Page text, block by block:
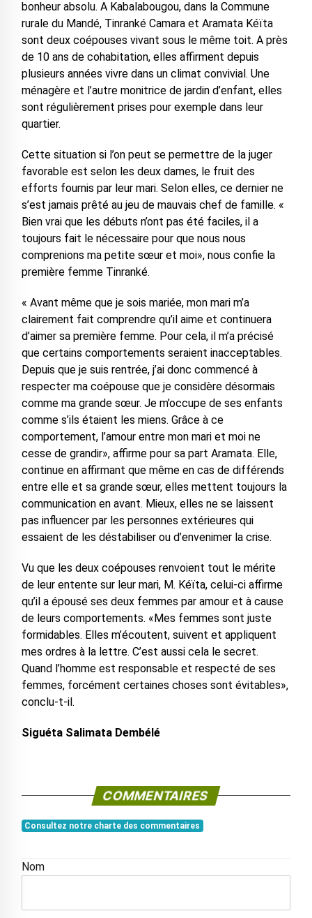
bonheur absolu. A Kabalabougou, dans la Commune
rurale du Mandé, Tinranké Camara et Aramata Kéïta
sont deux coépouses vivant sous le même toit. A près
de 10 ans de cohabitation, elles affirment depuis
plusieurs années vivre dans un climat convivial. Une
ménagère et l’autre monitrice de jardin d’enfant, elles
sont régulièrement prises pour exemple dans leur
quartier.
Cette situation si l’on peut se permettre de la juger
favorable est selon les deux dames, le fruit des
efforts fournis par leur mari. Selon elles, ce dernier ne
s’est jamais prêté au jeu de mauvais chef de famille. «
Bien vrai que les débuts n’ont pas été faciles, il a
toujours fait le nécessaire pour que nous nous
comprenions ma petite sœur et moi», nous confie la
première femme Tinranké.
« Avant même que je sois mariée, mon mari m’a
clairement fait comprendre qu’il aime et continuera
d’aimer sa première femme. Pour cela, il m’a précisé
que certains comportements seraient inacceptables.
Depuis que je suis rentrée, j’ai donc commencé à
respecter ma coépouse que je considère désormais
comme ma grande sœur. Je m’occupe de ses enfants
comme s’ils étaient les miens. Grâce à ce
comportement, l’amour entre mon mari et moi ne
cesse de grandir», affirme pour sa part Aramata. Elle,
continue en affirmant que même en cas de différends
entre elle et sa grande sœur, elles mettent toujours la
communication en avant. Mieux, elles ne se laissent
pas influencer par les personnes extérieures qui
essaient de les déstabiliser ou d’envenimer la crise.
Vu que les deux coépouses renvoient tout le mérite
de leur entente sur leur mari, M. Kéïta, celui-ci affirme
qu’il a épousé ses deux femmes par amour et à cause
de leurs comportements. «Mes femmes sont juste
formidables. Elles m’écoutent, suivent et appliquent
mes ordres à la lettre. C’est aussi cela le secret.
Quand l’homme est responsable et respecté de ses
femmes, forcément certaines choses sont évitables»,
conclu-t-il.
Siguéta Salimata Dembélé
COMMENTAIRES
Consultez notre charte des commentaires
Nom